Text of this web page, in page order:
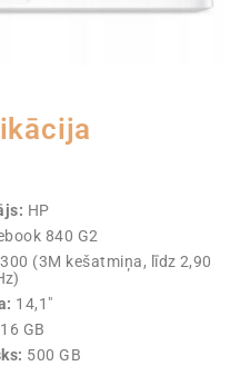
HP
840 G2
(3M kešatmiņa, līdz 2,90
14,1″
16 GB
500 GB